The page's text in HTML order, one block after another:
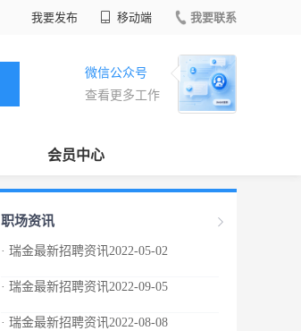
我要发布 移动端 我要联系
微信公众号
查看更多工作
会员中心
职场资讯
· 瑞金最新招聘资讯2022-05-02
· 瑞金最新招聘资讯2022-09-05
· 瑞金最新招聘资讯2022-08-08